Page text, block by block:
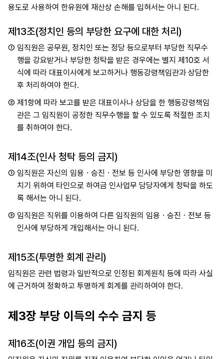
용도로 사용하여 한유원에 재산상 손해를 입혀서는 아니 된다.
제13조(정치인 등의 부당한 요구에 대한 처리)
① 임직원은 공무원, 정치인 또는 정당 등으로부터 부당한 직무수
행을 강요받거나 부당한 청탁을 받은 경우에는 별지 제10호 서
식에 따라 대표이사에게 보고하거나 행동강령책임관과 상담한
후 처리하여야 한다.
② 제1항에 따라 보고를 받은 대표이사나 상담을 한 행동강령책임
관은 그 임직원이 공정한 직무수행을 할 수 있도록 적절한 조치
를 취하여야 한다.
제14조(인사 청탁 등의 금지)
① 임직원은 자신의 임용ㆍ승진ㆍ전보 등 인사에 부당한 영향을 미
치기 위하여 타인으로 하여금 인사업무 담당자에게 청탁을 하도
록 해서는 아니 된다.
② 임직원은 직위를 이용하여 다른 임직원의 임용ㆍ승진ㆍ전보 등
인사에 부당하게 개입해서는 아니 된다.
제15조(투명한 회계 관리)
임직원은 관련 법령과 일반적으로 인정된 회계원칙 등에 따라 사실
에 근거하여 정확하고 투명하게 회계를 관리하여야 한다.
제3장 부당 이득의 수수 금지 등
제16조(이권 개입 등의 금지)